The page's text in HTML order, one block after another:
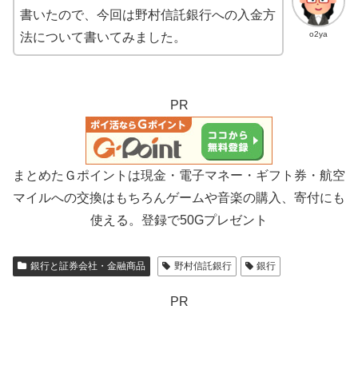
o2ya
書いたので、今回は野村信託銀行への入金方
法について書いてみました。
PR
まとめたＧポイントは現金・電子マネー・ギフト券・航空
マイルへの交換はもちろんゲームや音楽の購入、寄付にも
使える。登録で50Gプレゼント
銀行と証券会社・金融商品 野村信託銀行 銀行
PR